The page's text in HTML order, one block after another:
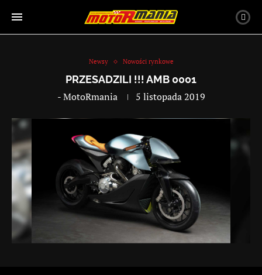
Newsy Nowości rynkowe
PRZESADZILI !!! AMB 0001
-MotoRmania 5 listopada 2019